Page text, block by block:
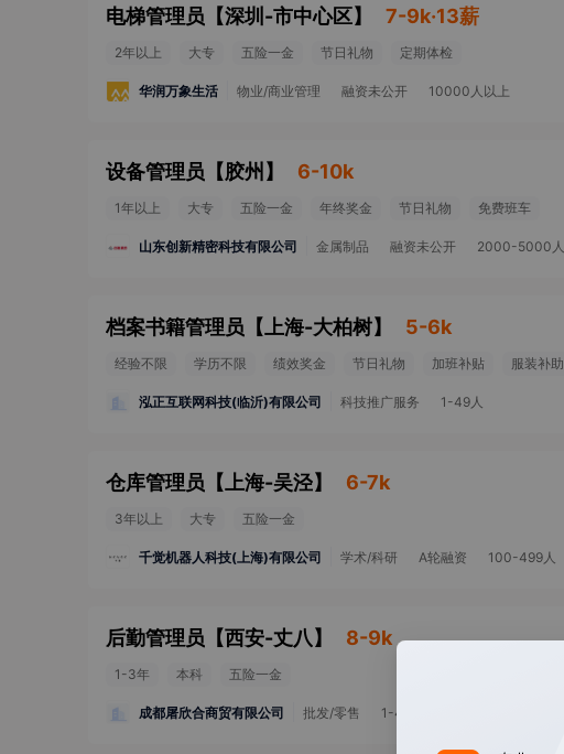
电梯管理员 【深圳-市中心区】 7-9k·13薪
2年以上 大专 五险一金 节日礼物 定期体检
华润万象生活 物业/商业管理 融资未公开 10000人以上
设备管理员 【胶州 】 6-10k
1年以上 大专 五险一金 年终奖金 节日礼物 免费班车
山东创新精密科技有限公司 金属制品 融资未公开 2000-5000人
档案书籍管理员 【 上海-大柏树】 5-6k
经验不限 学历不限 绩效奖金 节日礼物 加班补贴 服装补助
泓正互联网科技(临沂)有限公司 科技推广服务 1-49人
仓库管理员 【 上海-吴泾】 6-7k
3年以上 大专 五险一金
千觉机器人科技(上海)有限公司 学术/科研 A轮融资 100-499人
后勤管理员 【西安-丈八 】 8-9k
1-3年 本科 五险一金
成都屠欣合商贸有限公司 批发/零售 1-49人